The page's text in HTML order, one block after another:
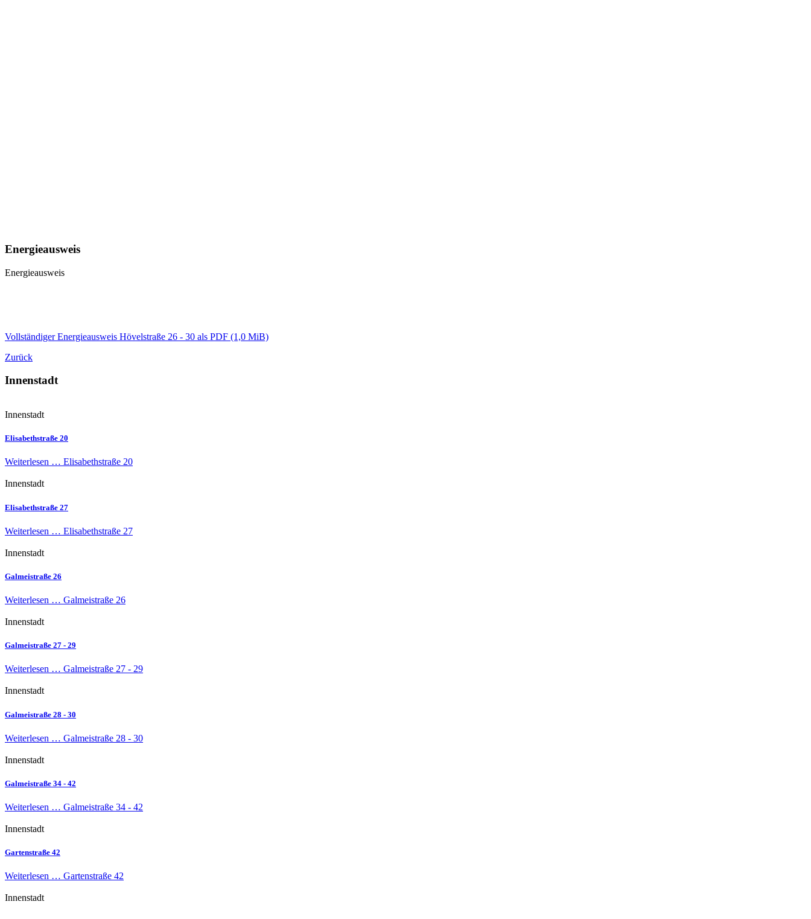
Energieausweis
Energieausweis
Vollständiger Energieausweis Hövelstraße 26 - 30 als PDF (1,0 MiB)
Zurück
Innenstadt
Innenstadt
Elisabethstraße 20
Weiterlesen … Elisabethstraße 20
Innenstadt
Elisabethstraße 27
Weiterlesen … Elisabethstraße 27
Innenstadt
Galmeistraße 26
Weiterlesen … Galmeistraße 26
Innenstadt
Galmeistraße 27 - 29
Weiterlesen … Galmeistraße 27 - 29
Innenstadt
Galmeistraße 28 - 30
Weiterlesen … Galmeistraße 28 - 30
Innenstadt
Galmeistraße 34 - 42
Weiterlesen … Galmeistraße 34 - 42
Innenstadt
Gartenstraße 42
Weiterlesen … Gartenstraße 42
Innenstadt